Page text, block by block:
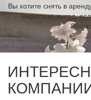
Вы хотите снять в
несколько выгод,